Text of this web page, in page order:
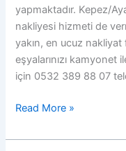
yapmaktadır. Kepez/
nakliyesi hizmeti de
yakın, en ucuz nakliyat
eşyalarınızı kamyonet
için 0532 389 88 07
Ayanoğlu
05323898807
Read More »